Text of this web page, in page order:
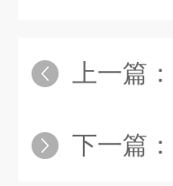
上一篇：
下一篇：